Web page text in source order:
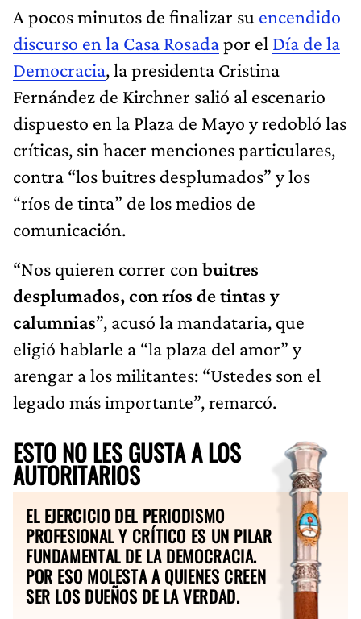
A pocos minutos de finalizar su encendido
discurso en la Casa Rosadapor el Día de la
Democracia, la presidenta Cristina
Fernández de Kirchner salió al escenario
dispuesto en la Plaza de Mayo y redobló las
críticas, sin hacer menciones particulares,
contra “los buitres desplumados” y los
“ríos de tinta” de los medios de
comunicación.
“Nos quieren correr con buitres
desplumados, con ríos de tintas y
calumnias”, acusó la mandataria, que
eligió hablarle a “la plaza del amor” y
arengar a los militantes: “Ustedes son el
legado más importante”, remarcó.
ESTO NO LES GUSTA A LOS
AUTORITARIOS
EL EJERCICIO DEL PERIODISMO
PROFESIONAL Y CRÍTICO ES UN PILAR
FUNDAMENTAL DE LA DEMOCRACIA.
POR ESO MOLESTA A QUIENES CREEN
SER LOS DUEÑOS DE LA VERDAD.